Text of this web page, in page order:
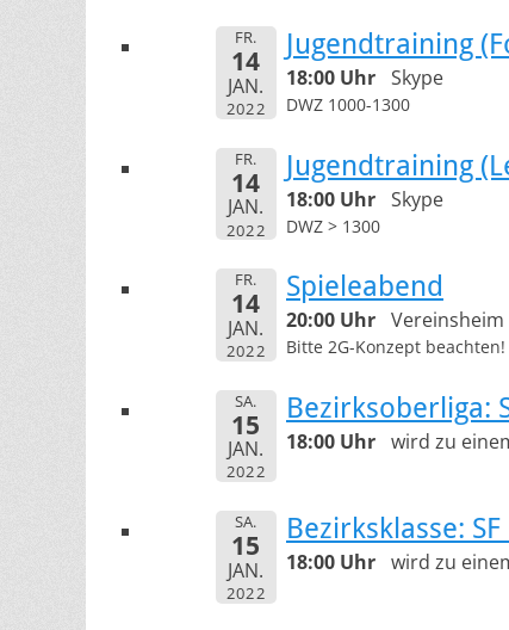
FR.
14
JAN.
2022
Jugendtraining
18:00 Uhr Skype
DWZ 1000-1300
FR.
14
JAN.
2022
Jugendtraining
18:00 Uhr Skype
DWZ > 1300
FR.
14
JAN.
2022
Spieleabend
20:00 Uhr Vereinsheim
Bitte 2G-Konzept beachten!
SA.
15
JAN.
2022
Bezirksoberliga:
18:00 Uhr wird zu
SA.
15
JAN.
2022
Bezirksklasse:
18:00 Uhr wird zu